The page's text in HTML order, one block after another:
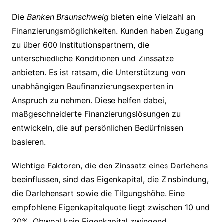
Die Banken Braunschweigbieten eine Vielzahl an
Finanzierungsmöglichkeiten. Kunden haben Zugang
zu über 600 Institutionspartnern, die
unterschiedliche Konditionen und Zinssätze
anbieten. Es ist ratsam, die Unterstützung von
unabhängigen Baufinanzierungsexperten in
Anspruch zu nehmen. Diese helfen dabei,
maßgeschneiderte Finanzierungslösungen zu
entwickeln, die auf persönlichen Bedürfnissen
basieren.
Wichtige Faktoren, die den Zinssatz eines Darlehens
beeinflussen, sind das Eigenkapital, die Zinsbindung,
die Darlehensart sowie die Tilgungshöhe. Eine
empfohlene Eigenkapitalquote liegt zwischen 10 und